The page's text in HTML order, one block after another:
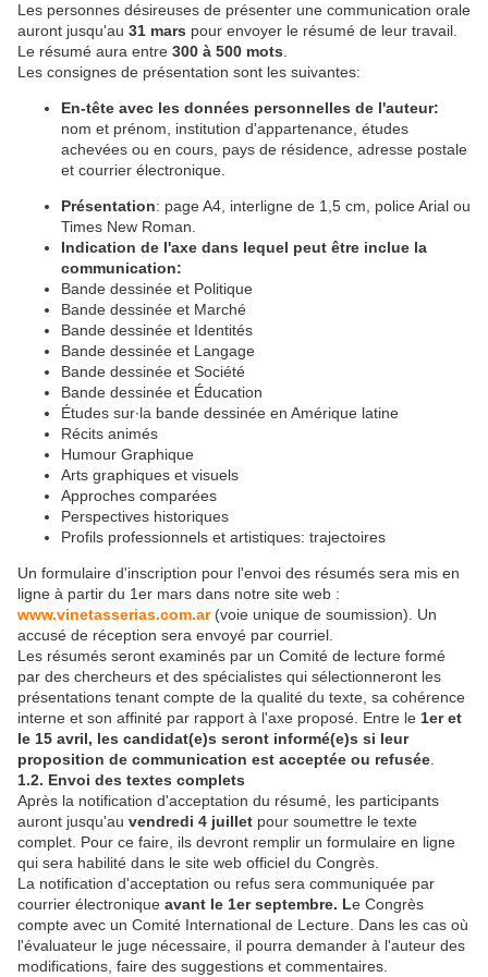
Les personnes désireuses de présenter une communication orale
auront jusqu'au 31 mars pour envoyer le résumé de leur travail.
Le résumé aura entre 300 à 500 mots
Les consignes de présentation sont les suivantes:
En-tête avec les données personnelles de l'auteur:
nom et prénom, institution d'appartenance, études
achevées ou en cours, pays de résidence, adresse postale
et courrier électronique.
Présentation: page A4, interligne de 1,5 cm, police Arial ou
Times New Roman.
Indication de l'axe dans lequel peut être inclue la
communication:
Bande dessinée et Politique
Bande dessinée et Marché
Bande dessinée et Identités
Bande dessinée et Langage
Bande dessinée et Société
Bande dessinée et Éducation
Études sur∙la bande dessinée en Amérique latine
Récits animés
Humour Graphique
Arts graphiques et visuels
Approches comparées
Perspectives historiques
Profils professionnels et artistiques: trajectoires
Un formulaire d'inscription pour l'envoi des résumés sera mis en
ligne à partir du 1er mars dans notre site web :
www.vinetasserias.com.ar(voie unique de soumission). Un
accusé de réception sera envoyé par courriel.
Les résumés seront examinés par un Comité de lecture formé
par des chercheurs et des spécialistes qui sélectionneront les
présentations tenant compte de la qualité du texte, sa cohérence
interne et son affinité par rapport à l'axe proposé. Entre le 1er et
le 15 avril, les candidat(e)s seront informé(e)s si leur
proposition de communication est acceptée ou refusée
1.2. Envoi des textes complets
Après la notification d'acceptation du résumé, les participants
auront jusqu'au vendredi 4 juillet pour soumettre le texte
complet. Pour ce faire, ils devront remplir un formulaire en ligne
qui sera habilité dans le site web officiel du Congrès.
La notification d'acceptation ou refus sera communiquée par
courrier électronique avant le 1er septembre. Le Congrès
compte avec un Comité International de Lecture. Dans les cas où
l'évaluateur le juge nécessaire, il pourra demander à l'auteur des
modifications, faire des suggestions et commentaires.